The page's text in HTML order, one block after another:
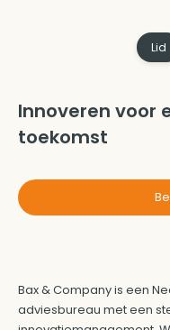
Lid
Innoveren voor
toekomst
Bax & Company is een
adviesbureau met een